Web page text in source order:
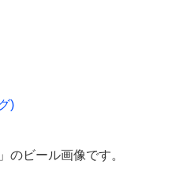
)
」のビール画像です。